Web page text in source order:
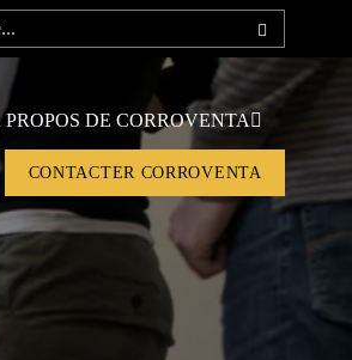
PROPOS DE CORROVENTA
CONTACTER CORROVENTA